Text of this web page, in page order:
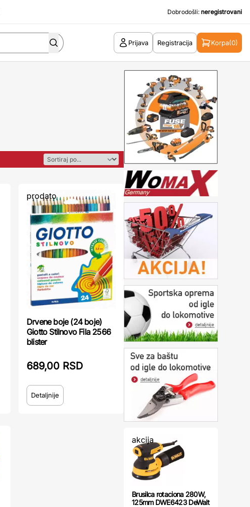
Dobrodošli: neregistrovani
Prijava Registracija Korpa(0)
prodato
Drvene boje (24 boje)
Giotto Stilnovo Fila 2566
blister
689,00 RSD
Detaljnije
akcija
Brusilca rotaciona 280W,
125mm DWE6423 DeWalt